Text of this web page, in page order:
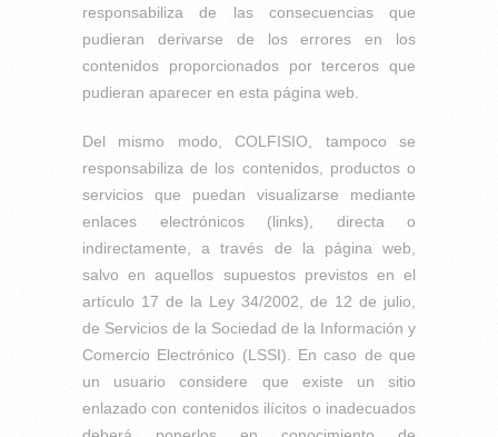
responsabiliza de las consecuencias que
pudieran derivarse de los errores en los
contenidos proporcionados por terceros que
pudieran aparecer en esta página web.
Del mismo modo, COLFISIO, tampoco se
responsabiliza de los contenidos, productos o
servicios que puedan visualizarse mediante
enlaces electrónicos (links), directa o
indirectamente, a través de la página web,
salvo en aquellos supuestos previstos en el
artículo 17 de la Ley 34/2002, de 12 de julio,
de Servicios de la Sociedad de la Información y
Comercio Electrónico (LSSI). En caso de que
un usuario considere que existe un sitio
enlazado con contenidos ilícitos o inadecuados